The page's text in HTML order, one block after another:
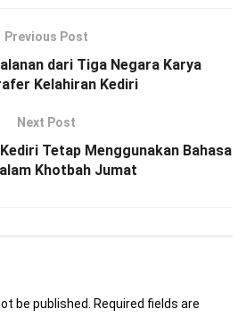
Previous Post
dari Tiga Negara Karya
Kelahiran Kediri
Next Post
Tetap Menggunakan Bahasa
Khotbah Jumat
be published.
Required fields are